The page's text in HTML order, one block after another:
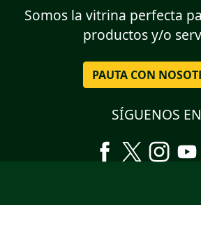
Somos la vitrina perfecta
productos y/o
PAUTA CON
SÍGUENOS EN